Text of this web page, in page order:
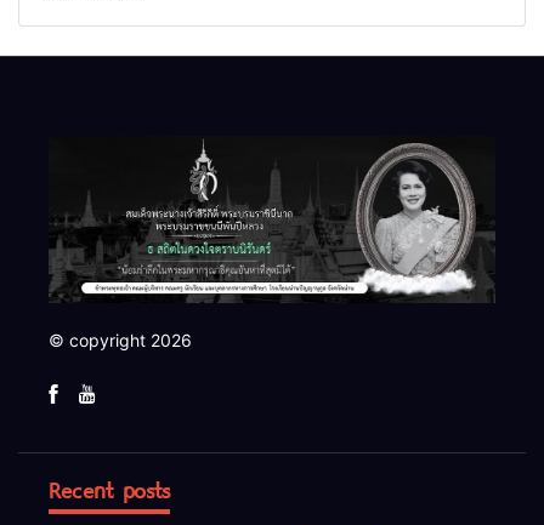
© copyright 2026
Recent posts